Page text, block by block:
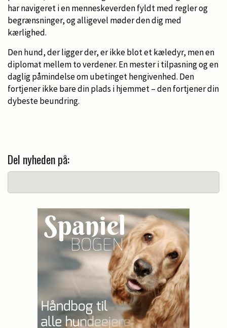
har navigeret i en menneskeverden fyldt med regler og
begrænsninger, og alligevel møder den dig med
kærlighed.
Den hund, der ligger der, er ikke blot et kæledyr, men en
diplomat mellem to verdener. En mester i tilpasning og en
daglig påmindelse om ubetinget hengivenhed. Den
fortjener ikke bare din plads i hjemmet – den fortjener din
dybeste beundring.
Del nyheden på: